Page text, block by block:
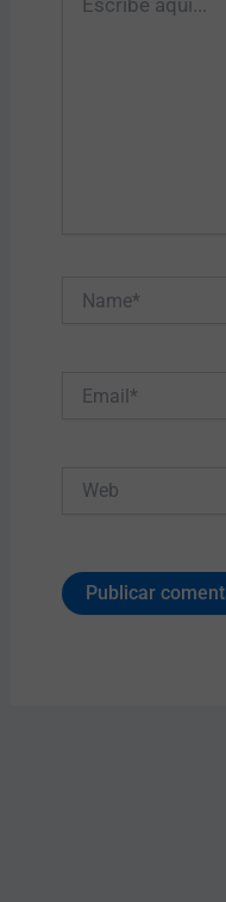
aquí...